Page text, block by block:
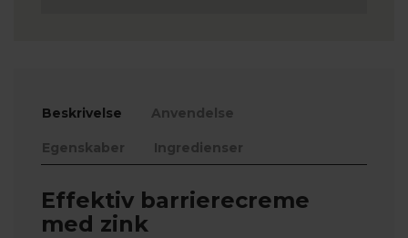
Beskrivelse Anvendelse
Egenskaber Ingredienser
Effektiv barrierecreme
med zink